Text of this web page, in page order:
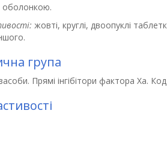
оболонкою.
жовті, круглі, двоопуклі
група
Прямі інгібітори фактора Ха.